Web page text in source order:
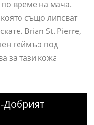
време на мача.
също липсват
Brian St. Pierre,
геймър под
за тази кожа
Добрият